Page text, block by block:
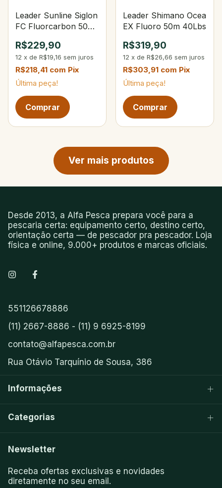
Leader Sunline Siglon
FC Fluorcarbon 50m
R$229,90
12 x de R$19,16 sem juros
R$218,41 com Pix
Última peça!
Leader Shimano Ocea
EX Fluoro 50m 40Lbs
R$319,90
12 x de R$26,66 sem juros
R$303,91 com Pix
Última peça!
Ver mais produtos
Desde 2013, a Alfa Pesca prepara você para a
pescaria certa: equipamento certo, destino certo,
orientação certa — de pescador pra pescador. Loja
física e online, 9.000+ produtos e marcas oficiais.
551126678886
(11) 2667-8886 - (11) 9 6925-8199
contato@alfapesca.com.br
Rua Otávio Tarquínio de Sousa, 386
Informações
Categorias
Newsletter
Receba ofertas exclusivas e novidades
diretamente no seu email.